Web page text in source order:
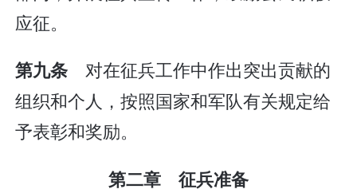
应征。
第九条 对在征兵工作中作出突出贡献的
组织和个人，按照国家和军队有关规定给
予表彰和奖励。
第二章 征兵准备